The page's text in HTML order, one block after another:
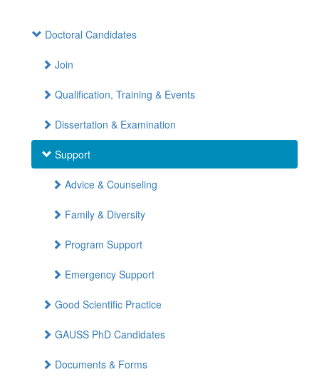
Doctoral Candidates
Join
Qualification, Training & Events
Dissertation & Examination
Support
Advice & Counseling
Family & Diversity
Program Support
Emergency Support
Good Scientific Practice
GAUSS PhD Candidates
Documents & Forms